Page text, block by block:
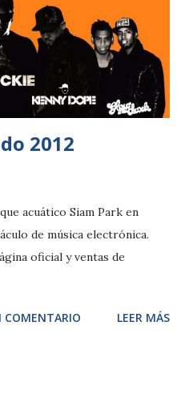
2012
acuático Siam Park en
de música electrónica.
oficial y ventas de
COMENTARIO LEER MÁS